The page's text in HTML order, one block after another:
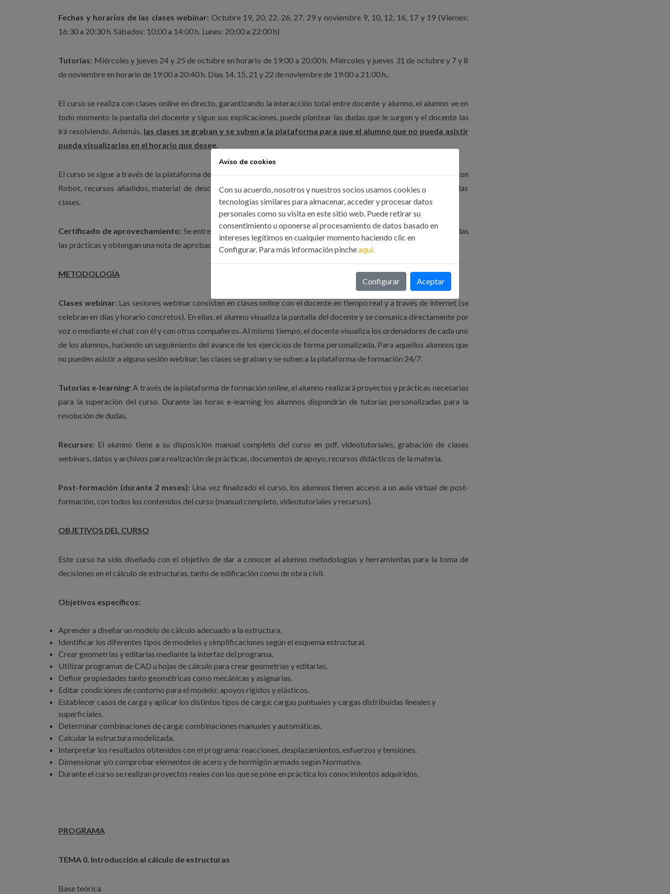
Fechas y horarios de las clases webinar: Octubre 19, 20, 22, 26, 27, 29 y noviembre 9, 10, 12, 16, 17 y 19 (Viernes:
16:30 a 20:30 h. Sábados: 10:00 a 14:00 h. Lunes: 20:00 a 22:00 h)
Tutorías: Miércoles y jueves 24 y 25 de octubre en horario de 19:00 a 20:00 h. Miércoles y jueves 31 de octubre y 7 y 8
de noviembre en horario de 19:00 a 20:40 h. Días 14, 15, 21 y 22 de noviembre de 19:00 a 21:00 h..
El curso se realiza con clases online en directo, garantizando la interacción total entre docente y alumno, el alumno ve en
todo momento la pantalla del docente y sigue sus explicaciones, puede plantear las dudas que le surgen y el docente las
irá resolviendo. Además, las clases se graban y se suben a la plataforma para que el alumno que no pueda asistir
pueda visualizarlas en el horario que desee.
El curso se sigue a través de la plataforma de formación, donde se ofrece el manual específico de Análisis estructural con
Robot, recursos añadidos, material de descarga, ejercicios, prácticas, foros, mensajería y los vídeos grabados de las
clases.
Certificado de aprovechamiento: Se entregará certificado de aprovechamiento a aquellos alumnos que realicen todas
las prácticas y obtengan una nota de aprobado en las mismas.
METODOLOGÍA
Clases webinar: Las sesiones webinar consisten en clases online con el docente en tiempo real y a través de internet (se
celebran en días y horario concretos). En ellas, el alumno visualiza la pantalla del docente y se comunica directamente por
voz o mediante el chat con él y con otros compañeros. Al mismo tiempo, el docente visualiza los ordenadores de cada uno
de los alumnos, haciendo un seguimiento del avance de los ejercicios de forma personalizada. Para aquellos alumnos que
no pueden asistir a alguna sesión webinar, las clases se graban y se suben a la plataforma de formación 24/7.
Tutorías e-learning: A través de la plataforma de formación online, el alumno realizará proyectos y prácticas necesarias
para la superación del curso. Durante las horas e-learning los alumnos dispondrán de tutorías personalizadas para la
resolución de dudas.
Recursos: El alumno tiene a su disposición manual completo del curso en pdf, videotutoriales, grabación de clases
webinars, datos y archivos para realización de prácticas, documentos de apoyo, recursos didácticos de la materia.
Post-formación (durante 2 meses): Una vez finalizado el curso, los alumnos tienen acceso a un aula virtual de post-
formación, con todos los contenidos del curso (manual completo, videotutoriales y recursos).
OBJETIVOS DEL CURSO
Este curso ha sido diseñado con el objetivo de dar a conocer al alumno metodologías y herramientas para la toma de
decisiones en el cálculo de estructuras, tanto de edificación como de obra civil.
Objetivos específicos:
Aprender a diseñar un modelo de cálculo adecuado a la estructura.
Identificar los diferentes tipos de modelos y simplificaciones según el esquema estructural.
Crear geometrías y editarlas mediante la interfaz del programa.
Utilizar programas de CAD u hojas de cálculo para crear geometrías y editarlas.
Definir propiedades tanto geométricas como mecánicas y asignarlas.
Editar condiciones de contorno para el modelo: apoyos rígidos y elásticos.
Establecer casos de carga y aplicar los distintos tipos de carga: cargas puntuales y cargas distribuidas lineales y
superficiales.
Determinar combinaciones de carga: combinaciones manuales y automáticas.
Calcular la estructura modelizada.
Interpretar los resultados obtenidos con el programa: reacciones, desplazamientos, esfuerzos y tensiones.
Dimensionar y/o comprobar elementos de acero y de hormigón armado según Normativa.
Durante el curso se realizan proyectos reales con los que se pone en práctica los conocimientos adquiridos.
PROGRAMA
TEMA 0. Introducción al cálculo de estructuras
Base teórica
Aviso de cookies
Con su acuerdo, nosotros y nuestros socios usamos cookies o
tecnologías similares para almacenar, acceder y procesar datos
personales como su visita en este sitio web. Puede retirar su
consentimiento u oponerse al procesamiento de datos basado en
intereses legítimos en cualquier momento haciendo clic en
Configurar. Para más información pincheaquí.
Configurar Aceptar